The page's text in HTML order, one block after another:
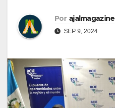
Por ajalmagazine
SEP 9, 2024